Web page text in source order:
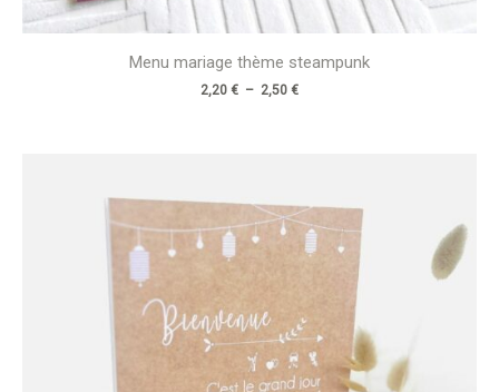
Menu mariage thème steampunk
2,20 € – 2,50 €